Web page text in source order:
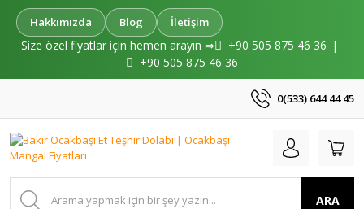
Hakkımızda Blog İletişim
Size özel fiyatlar için hemen arayın ⇒ +90 505 875 46 36 |
+90 505 875 46 36
0(533) 644 44 45
ARA